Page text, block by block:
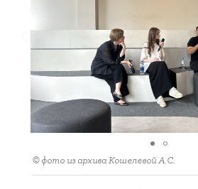
© фото из архива Кошелевой А.С.